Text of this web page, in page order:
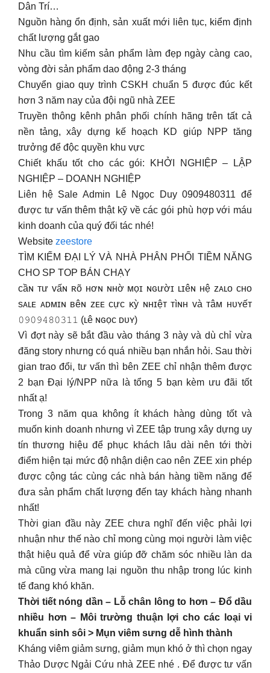
Dân Trí…
Nguồn hàng ổn định, sản xuất mới liên tục, kiểm định
chất lượng gắt gao
Nhu cầu tìm kiếm sản phẩm làm đẹp ngày càng cao,
vòng đời sản phẩm dao động 2-3 tháng
Chuyển giao quy trình CSKH chuẩn 5 được đúc kết
hơn 3 năm nay của đội ngũ nhà ZEE
Truyền thông kênh phân phối chính hãng trên tất cả
nền tảng, xây dựng kế hoạch KD giúp NPP tăng
trưởng để độc quyền khu vực
Chiết khấu tốt cho các gói: KHỞI NGHIỆP – LẬP
NGHIỆP – DOANH NGHIỆP
Liên hệ Sale Admin Lê Ngọc Duy 0909480311 để
được tư vấn thêm thật kỹ về các gói phù hợp với máu
kinh doanh của quý đối tác nhé!
Website zeestore
TÌM KIẾM ĐẠI LÝ VÀ NHÀ PHÂN PHỐI TIỀM NĂNG
CHO SP TOP BÁN CHẠY
ᴄầɴ ᴛư ᴠấɴ ʀõ ʜơɴ ɴʜờ ᴍọɪ ɴɢườɪ ʟɪêɴ ʜệ ᴢᴀʟᴏ ᴄʜᴏ
sᴀʟᴇ ᴀᴅᴍɪɴ ʙêɴ ᴢᴇᴇ ᴄựᴄ ᴋỳ ɴʜɪệᴛ ᴛìɴʜ ᴠà ᴛâᴍ ʜᴜʏếᴛ
𝟶𝟿𝟶𝟿𝟺𝟾𝟶𝟹𝟷𝟷 (ʟê ɴɢọᴄ ᴅᴜʏ)
Vì đợt này sẽ bắt đầu vào tháng 3 này và dù chỉ vừa
đăng story nhưng có quá nhiều bạn nhắn hỏi. Sau thời
gian trao đổi, tư vấn thì bên ZEE chỉ nhận thêm được
2 bạn Đại lý/NPP nữa là tổng 5 bạn kèm ưu đãi tốt
nhất ạ!
Trong 3 năm qua không ít khách hàng dùng tốt và
muốn kinh doanh nhưng vì ZEE tập trung xây dựng uy
tín thương hiệu để phục khách lâu dài nên tới thời
điểm hiện tại mức độ nhận diện cao nên ZEE xin phép
được cộng tác cùng các nhà bán hàng tiềm năng để
đưa sản phẩm chất lượng đến tay khách hàng nhanh
nhất!
Thời gian đầu này ZEE chưa nghĩ đến việc phải lợi
nhuận như thế nào chỉ mong cùng mọi người làm việc
thật hiệu quả để vừa giúp đỡ chăm sóc nhiều làn da
mà cũng vừa mang lại nguồn thu nhập trong lúc kinh
tế đang khó khăn.
Thời tiết nóng dần – Lỗ chân lông to hơn – Đổ dầu
nhiều hơn – Môi trường thuận lợi cho các loại vi
khuẩn sinh sôi > Mụn viêm sưng dễ hình thành
Kháng viêm giảm sưng, giảm mụn khó ở thì chọn ngay
Thảo Dược Ngải Cứu nhà ZEE nhé . Để được tư vấn